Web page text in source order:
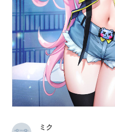
ミク